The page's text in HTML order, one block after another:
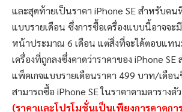
และสุดท้ายเป็นราคา iPhone SE สำหรับคน
แบบรายเดือน ซึ่งการซื้อเครื่องแบบนี้อาจจะ
หน้าประมาณ 6 เดือน แต่สิ่งที่จะได้ตอบแทน
เครื่องที่ถูกลงซึ่งคาดว่าราคาของ iPhone
แพ็คเกจแบบรายเดือนราคา 499 บาท/เดือ
สามารถซื้อ iPhone SE ในราคาตามตารางตั
(ราคาและโปรโมชั่นเป็นเพียงการคาดก